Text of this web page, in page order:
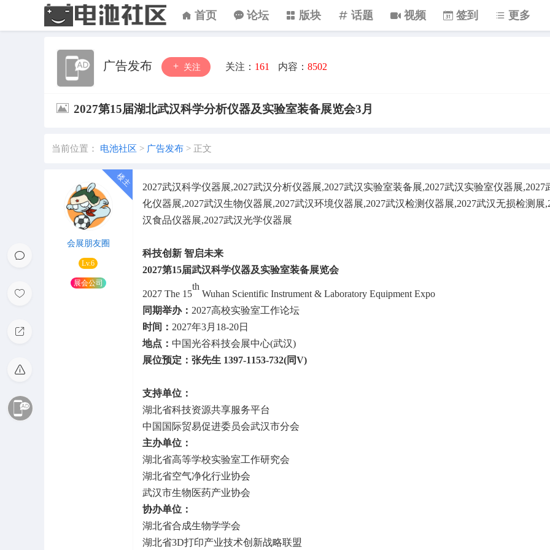
首页 论坛 版块 话题 视频 签到 更多
广告发布 关注 关注： 161 内容： 8502
2027第15届湖北武汉科学分析仪器及实验室装备展览会3月
当前位置： 电池社区 > 广告发布 > 正文
会展朋友圈
Lv.6
展会公司
2027武汉科学仪器展,2027武汉分析仪器展,2027武汉实验室装备展,2027武汉实验室仪器展,2027
化仪器展,2027武汉生物仪器展,2027武汉环境仪器展,2027武汉检测仪器展,2027武汉无损检测展
汉食品仪器展,2027武汉光学仪器展
科技创新 智启未来
2027第15届武汉科学仪器及实验室装备展览会
2027 The 15
th
Wuhan Scientific Instrument & Laboratory Equipment Expo
同期举办： 2027高校实验室工作论坛
时间： 2027年3月18-20日
地点： 中国光谷科技会展中心(武汉)
展位预定：张先生 1397-1153-732(同V)
支持单位：
湖北省科技资源共享服务平台
中国国际贸易促进委员会武汉市分会
主办单位：
湖北省高等学校实验室工作研究会
湖北省空气净化行业协会
武汉市生物医药产业协会
协办单位：
湖北省合成生物学学会
湖北省3D打印产业技术创新战略联盟